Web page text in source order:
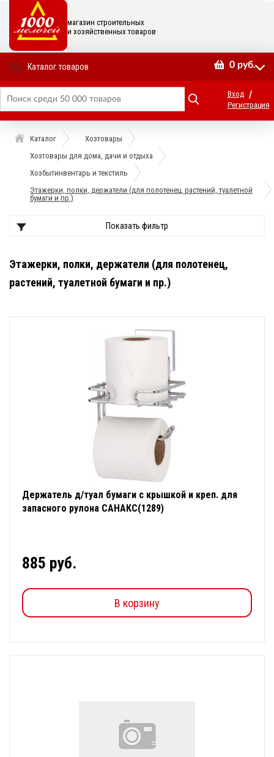
магазин строительных
и хозяйственных товаров
Каталог товаров 0 руб.
Вход /
Регистрация
Каталог
Хозтовары
Хозтовары для дома, дачи и отдыха
Хозбытинвентарь и текстиль
Этажерки, полки, держатели (для полотенец, растений, туалетной
бумаги и пр.)
Показать фильтр
Этажерки, полки, держатели (для полотенец,
растений, туалетной бумаги и пр.)
Держатель д/туал бумаги с крышкой и креп. для
запасного рулона САНАКС(1289)
885 руб.
В корзину